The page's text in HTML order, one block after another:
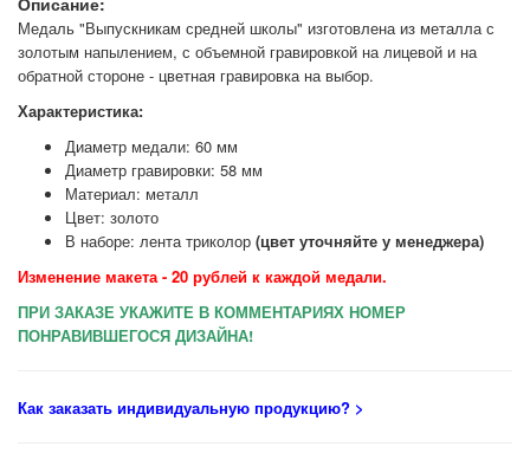
Медаль "Выпускникам средней школы" изготовлена из металла с
золотым напылением, с объемной гравировкой на лицевой и на
обратной стороне - цветная гравировка на выбор.
Характеристика:
Диаметр медали: 60 мм
Диаметр гравировки: 58 мм
Материал: металл
Цвет: золото
В наборе: лента триколор (цвет уточняйте у менеджера)
Изменение макета - 20 рублей к каждой медали.
ПРИ ЗАКАЗЕ УКАЖИТЕ В КОММЕНТАРИЯХ НОМЕР
ПОНРАВИВШЕГОСЯ ДИЗАЙНА!
Как заказать индивидуальную продукцию? >